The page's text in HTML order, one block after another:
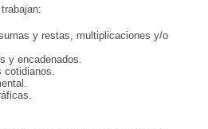
y restas, multiplicaciones y/o
y encadenados.
cotidianos.